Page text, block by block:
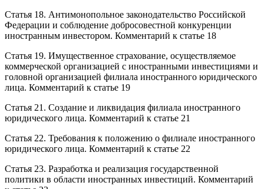
Статья 18. Антимонопольное законодательство Российской
Федерации и соблюдение добросовестной конкуренции
иностранным инвестором. Комментарий к статье 18
Статья 19. Имущественное страхование, осуществляемое
коммерческой организацией с иностранными инвестициями и
головной организацией филиала иностранного юридического
лица. Комментарий к статье 19
Статья 21. Создание и ликвидация филиала иностранного
юридического лица. Комментарий к статье 21
Статья 22. Требования к положению о филиале иностранного
юридического лица. Комментарий к статье 22
Статья 23. Разработка и реализация государственной
политики в области иностранных инвестиций. Комментарий